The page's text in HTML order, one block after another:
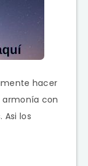
hacer
armonía con
los